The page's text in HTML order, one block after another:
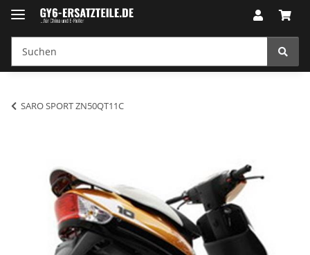
SARO SPORT ZN50QT11C